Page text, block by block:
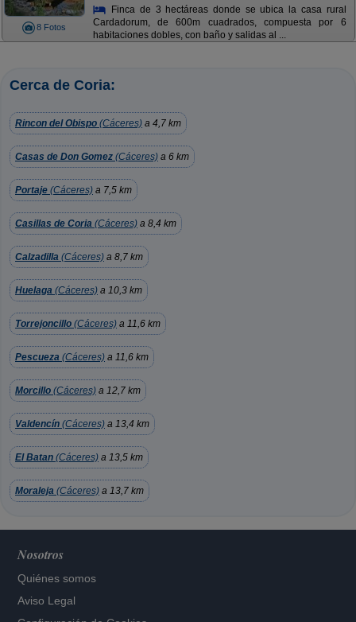
8 Fotos
Finca de 3 hectáreas donde se ubica la casa rural
Cardadorum, de 600m cuadrados, compuesta por 6
habitaciones dobles, con baño y salidas al ...
Cerca de Coria:
Rincon del Obispo (Cáceres) a 4,7 km
Casas de Don Gomez (Cáceres) a 6 km
Portaje (Cáceres) a 7,5 km
Casillas de Coria (Cáceres) a 8,4 km
Calzadilla (Cáceres) a 8,7 km
Huelaga (Cáceres) a 10,3 km
Torrejoncillo (Cáceres) a 11,6 km
Pescueza (Cáceres) a 11,6 km
Morcillo (Cáceres) a 12,7 km
Valdencín (Cáceres) a 13,4 km
El Batan (Cáceres) a 13,5 km
Moraleja (Cáceres) a 13,7 km
Nosotros
Quiénes somos
Aviso Legal